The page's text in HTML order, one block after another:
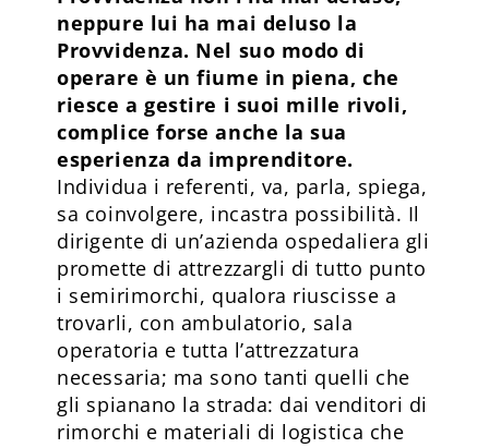
neppure lui ha mai deluso la
Provvidenza. Nel suo modo di
operare è un fiume in piena, che
riesce a gestire i suoi mille rivoli,
complice forse anche la sua
esperienza da imprenditore.
Individua i referenti, va, parla, spiega,
sa coinvolgere, incastra possibilità. Il
dirigente di un’azienda ospedaliera gli
promette di attrezzargli di tutto punto
i semirimorchi, qualora riuscisse a
trovarli, con ambulatorio, sala
operatoria e tutta l’attrezzatura
necessaria; ma sono tanti quelli che
gli spianano la strada: dai venditori di
rimorchi e materiali di logistica che